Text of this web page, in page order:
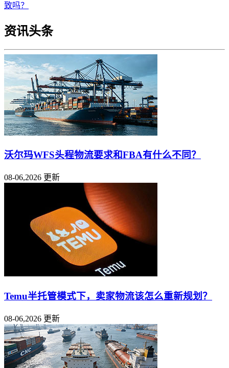
致吗？
资讯头条
沃尔玛WFS头程物流要求和FBA有什么不同？
08-06,2026 更新
Temu半托管模式下，卖家物流该怎么重新规划？
08-06,2026 更新